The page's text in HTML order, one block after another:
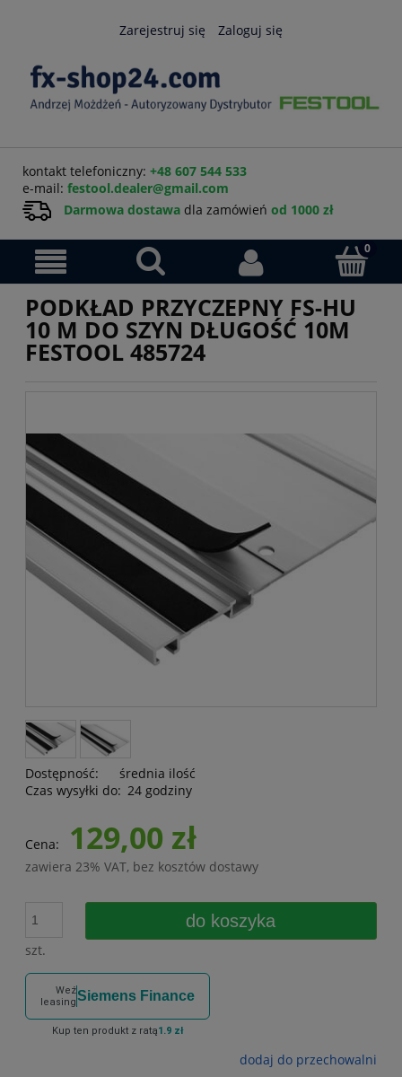
Zarejestruj się Zaloguj się
kontakt telefoniczny: +48 607 544 533
e-mail: festool.dealer@gmail.com
Darmowa dostawa dla zamówień od 1000 zł
PODKŁAD PRZYCZEPNY FS-HU
10 M DO SZYN DŁUGOŚĆ 10M
FESTOOL 485724
Dostępność:
średnia ilość
Czas wysyłki do: 24 godziny
Cena: 129,00 zł
zawiera 23% VAT, bez kosztów dostawy
szt.
do koszyka
Weź
leasingSiemens Finance
Kup ten produkt z ratą1.9 zł
dodaj do przechowalni